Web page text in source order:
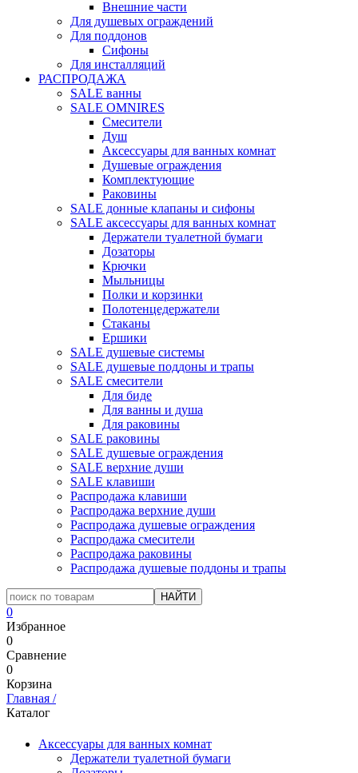
Внешние части
Для душевых ограждений
Для поддонов
Сифоны
Для инсталляций
РАСПРОДАЖА
SALE ванны
SALE OMNIRES
Смесители
Душ
Аксессуары для ванных комнат
Душевые ограждения
Комплектующие
Раковины
SALE донные клапаны и сифоны
SALE аксессуары для ванных комнат
Держатели туалетной бумаги
Дозаторы
Крючки
Мыльницы
Полки и корзинки
Полотенцедержатели
Стаканы
Ершики
SALE душевые системы
SALE душевые поддоны и трапы
SALE смесители
Для биде
Для ванны и душа
Для раковины
SALE раковины
SALE душевые ограждения
SALE верхние души
SALE клавиши
Распродажа клавиши
Распродажа верхние души
Распродажа душевые ограждения
Распродажа смесители
Распродажа раковины
Распродажа душевые поддоны и трапы
0
Избранное
0
Сравнение
0
Корзина
Главная /
Каталог
Аксессуары для ванных комнат
Держатели туалетной бумаги